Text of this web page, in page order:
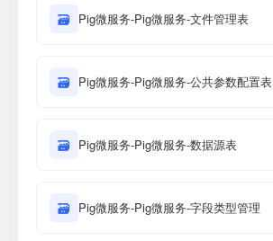
🗃 Pig微服务-Pig微服务-文件管理表
🗃 Pig微服务-Pig微服务-公共参数配置表
🗃 Pig微服务-Pig微服务-数据源表
🗃 Pig微服务-Pig微服务-字段类型管理